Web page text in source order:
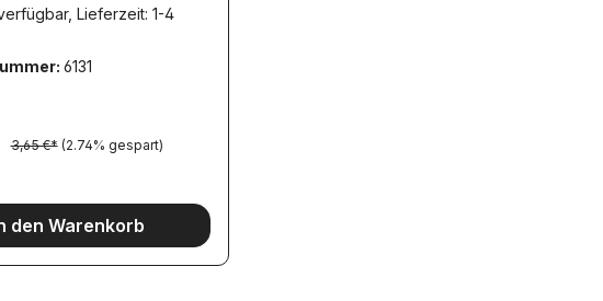
Lieferzeit: 1-4
6131
3,65 €* (2.74% gespart)
den Warenkorb